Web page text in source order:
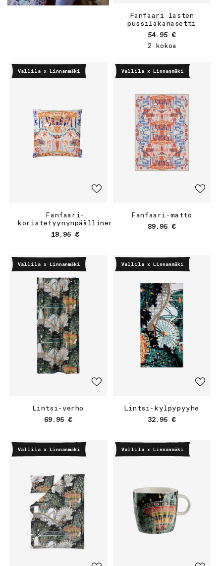
Fanfaari lasten
pussilakanasetti
Normaalihinta
54.95 €
2 kokoa
Fanfaari-
koristetyynynpäällinen
Normaalihinta
19.95 €
Vallila x Linnanmäki
Fanfaari-matto
Normaalihinta
89.95 €
Vallila x Linnanmäki
Lintsi-verho
Normaalihinta
69.95 €
Vallila x Linnanmäki
Lintsi-kylpypyyhe
Normaalihinta
32.95 €
Vallila x Linnanmäki
Vallila x Linnanmäki Vallila x Linnanmäki